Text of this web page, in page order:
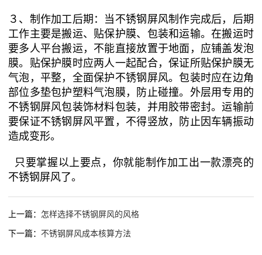
３、制作加工后期：当不锈钢屏风制作完成后，后期
工作主要是搬运、贴保护膜、包装和运输。在搬运时
要多人平台搬运，不能直接放置于地面，应铺盖发泡
膜。贴保护膜时应两人一起配合，保证所贴保护膜无
气泡，平整，全面保护不锈钢屏风。包装时应在边角
部位多垫包护塑料气泡膜，防止碰撞。外层用专用的
不锈钢屏风包装饰材料包装，并用胶带密封。运输前
要保证不锈钢屏风平置，不得竖放，防止因车辆振动
造成变形。
只要掌握以上要点，你就能制作加工出一款漂亮的
不锈钢屏风了。
上一篇： 怎样选择不锈钢屏风的风格
下一篇： 不锈钢屏风成本核算方法